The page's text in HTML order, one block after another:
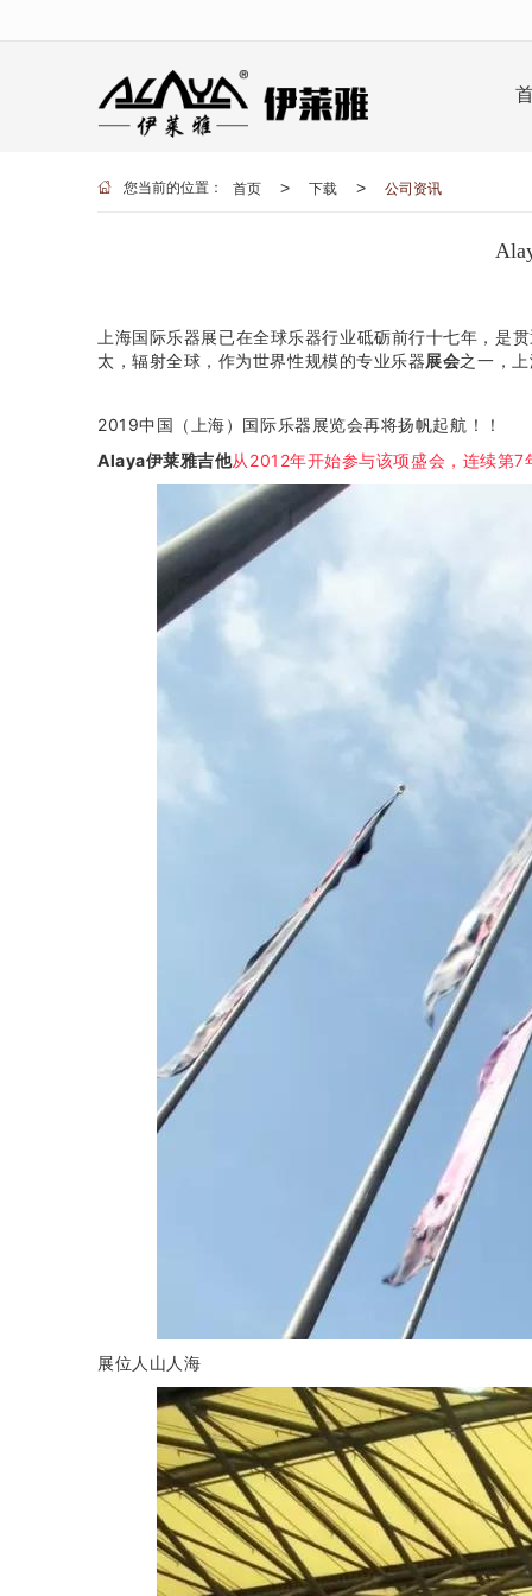
您当前的位置： 首页 > 下载 > 公司资讯
上海国际乐器展已在全球乐器行业砥砺前行十七年，是
太，辐射全球，作为世界性规模的专业乐器展会之一，
2019中国（上海）国际乐器展览会再将扬帆起航！！
Alaya伊莱雅吉他从2012年开始参与该项盛会，连续第7
展位人山人海